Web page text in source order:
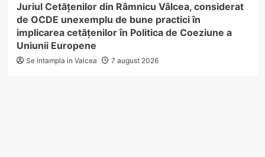
Juriul Cetățenilor din Râmnicu Vâlcea, considerat
de OCDE unexemplu de bune practici în
implicarea cetățenilor în Politica de Coeziune a
Uniunii Europene
Se intampla in Valcea 7 august 2026